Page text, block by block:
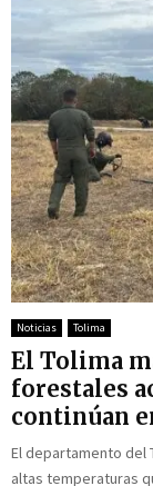
Noticias Tolima
El Tolima
forestales
continúan
El departamento del
altas temperaturas